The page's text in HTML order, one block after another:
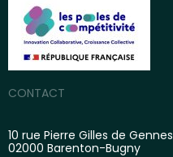
CONTACT
10 rue Pierre Gilles de Gennes
02000 Barenton-Bugny